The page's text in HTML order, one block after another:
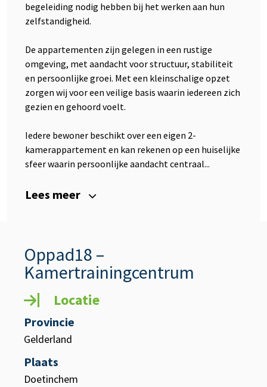
begeleiding nodig hebben bij het werken aan hun
zelfstandigheid.
De appartementen zijn gelegen in een rustige
omgeving, met aandacht voor structuur, stabiliteit
en persoonlijke groei. Met een kleinschalige opzet
zorgen wij voor een veilige basis waarin iedereen zich
gezien en gehoord voelt.
Iedere bewoner beschikt over een eigen 2-
kamerappartement en kan rekenen op een huiselijke
sfeer waarin persoonlijke aandacht centraal...
Lees meer
Oppad18 –
Kamertrainingcentrum
Locatie
Provincie
Gelderland
Plaats
Doetinchem